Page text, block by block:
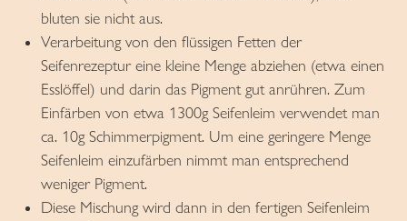
bluten sie nicht aus.
Verarbeitung von den flüssigen Fetten der
Seifenrezeptur eine kleine Menge abziehen (etwa einen
Esslöffel) und darin das Pigment gut anrühren. Zum
Einfärben von etwa 1300g Seifenleim verwendet man
ca. 10g Schimmerpigment. Um eine geringere Menge
Seifenleim einzufärben nimmt man entsprechend
weniger Pigment.
Diese Mischung wird dann in den fertigen Seifenleim